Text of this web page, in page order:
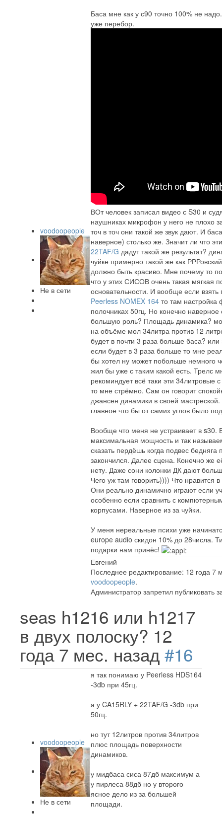
voodoopeople
Не в сети
Баса мне как у с90 точно 100% не
уже перебор.
ВОт человек записал видео с S30 и
наушниках микрофон у него не плохо
точ в точ они такой же звук дают. И
наверное) столько же. Значит ли что
22TAF/G дадут такой же результат?
чуйке примерно такой же как
должно быть красиво. Мне почему то
что у этих СИСОВ очень такая мягкая
основательности. И вообще если взять
Peerless NOMEX 164 то там настройка
полочниках 50гц. Но конечно
большую роль? Площадь динамика?
на объёме мол 34литра против 12
будет в почти 3 раза больше баса? или
если будет в 3 раза больше то мне
бы хотел ну может побольше немного
жил бы уже с таким какой есть. Трелс
рекоминдует всё таки эти 34литровые
то мне стрёмно. Сам он говорит
джансен динамики в своей
главное что бы от самих углов было
Вообще что меня не устраивает в s30.
максимальная мощность и так
сказать пердёшь когда подвес бедняга
закончился. Далее сцена. Конечно же
нету. Даже сони колонки ДК дают
Чего уж там говорить)))) Что нравится
Они реально динамично играют если
особенно если сравнить с
корпусами. Наверное из за чуйки.
У меня нереальные психи уже
europe audio скидон 10% до 28числа.
подарки нам принёс!
Евгений
Последнее редактирование: 12 года 7
voodoopeople.
Администратор запретил публиковать
seas h1216 или h1217
в двух полоску? 12
года 7 мес. назад #16
voodoopeople
Не в сети
я так понимаю у Peerless HDS164
-3db при 45гц.
а у CA15RLY + 22TAF/G -3db при
50гц.
но тут 12литров против 34литров
плюс площадь поверхности
динамиков.
у мидбаса сиса 87дб максимум а
у пирлеса 88дб но у второго
ясное дело из за большей
площади.